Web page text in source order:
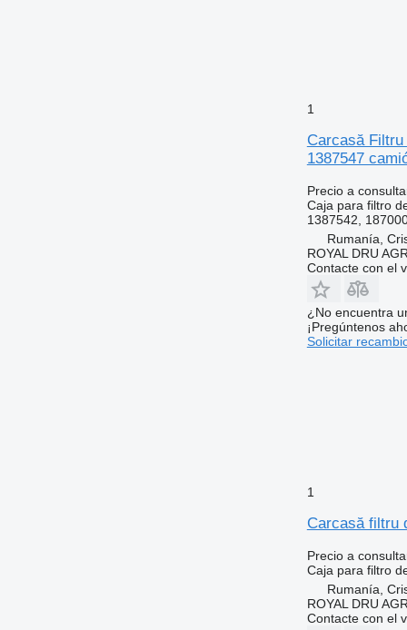
1
Carcasă Filtru
1387547
Precio a
Caja para filtro
1387542,
Rumanía,
ROYAL DRU
Contacte con el
¿No encuentra
¡Pregúntenos
Solicitar
1
Carcasă filtru
Precio a
Caja para filtro
Rumanía,
ROYAL DRU
Contacte con el